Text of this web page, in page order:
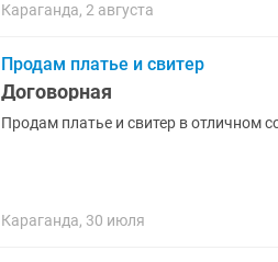
Караганда, 2 августа
Продам платье и свитер
Договорная
Продам платье и свитер в отличном
Караганда, 30 июля